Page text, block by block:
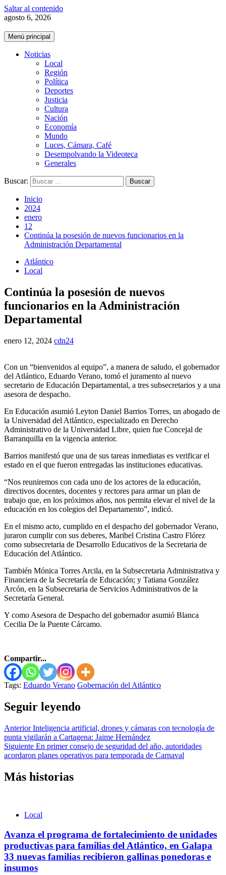
Saltar al contenido
agosto 6, 2026
Menú principal
Noticias
Local
Región
Política
Deportes
Justicia
Cultura
Nación
Economía
Mundo
Luces, Cámara, Café
Desempolvando la Videoteca
Generales
Buscar:
Inicio
2024
enero
12
Continúa la posesión de nuevos funcionarios en la
Administración Departamental
Atlántico
Local
Continúa la posesión de nuevos
funcionarios en la Administración
Departamental
enero 12, 2024 cdn24
Con un “bienvenidos al equipo”, a manera de saludo, el gobernador
del Atlántico, Eduardo Verano, tomó el juramento al nuevo
secretario de Educación Departamental, a tres subsecretarios y a una
asesora de despacho.
En Educación asumió Leyton Daniel Barrios Torres, un abogado de
la Universidad del Atlántico, especializado en Derecho
Administrativo de la Universidad Libre, quien fue Concejal de
Barranquilla en la vigencia anterior.
Barrios manifestó que una de sus tareas inmediatas es verificar el
estado en el que fueron entregadas las instituciones educativas.
“Nos reuniremos con cada uno de los actores de la educación,
directivos docentes, docentes y rectores para armar un plan de
trabajo que, en los próximos años, nos permita elevar el nivel de la
educación en los colegios del Departamento”, indicó.
En el mismo acto, cumplido en el despacho del gobernador Verano,
juraron cumplir con sus deberes, Maribel Cristina Castro Flórez
como subsecretaria de Desarrollo Educativos de la Secretaria de
Educación del Atlántico.
También Mónica Torres Arcila, en la Subsecretaria Administrativa y
Financiera de la Secretaría de Educación; y Tatiana González
Arcón, en la Subsecretaria de Servicios Administrativos de la
Secretaría General.
Y como Asesora de Despacho del gobernador asumió Blanca
Cecilia De la Puente Cárcamo.
Compartir...
Tags: Eduardo Verano Gobernación del Atlántico
Seguir leyendo
AnteriorInteligencia artificial, drones y cámaras con tecnología de
punta vigilarán a Cartagena: Jaime Hernández
Siguiente En primer consejo de seguridad del año, autoridades
acordaron planes operativos para temporada de Carnaval
Más historias
Local
Avanza el programa de fortalecimiento de unidades
productivas para familias del Atlántico, en Galapa
33 nuevas familias recibieron gallinas ponedoras e
insumos